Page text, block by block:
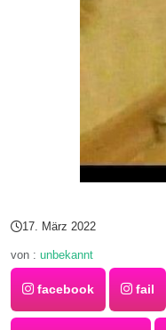
17. März 2022
von : unbekannt
facebook fail